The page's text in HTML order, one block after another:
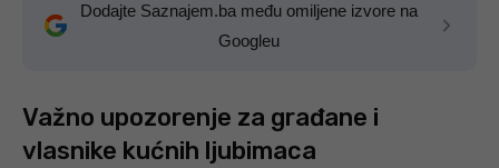
Dodajte Saznajem.ba među omiljene izvore na
Googleu
Važno upozorenje za građane i
vlasnike kućnih ljubimaca